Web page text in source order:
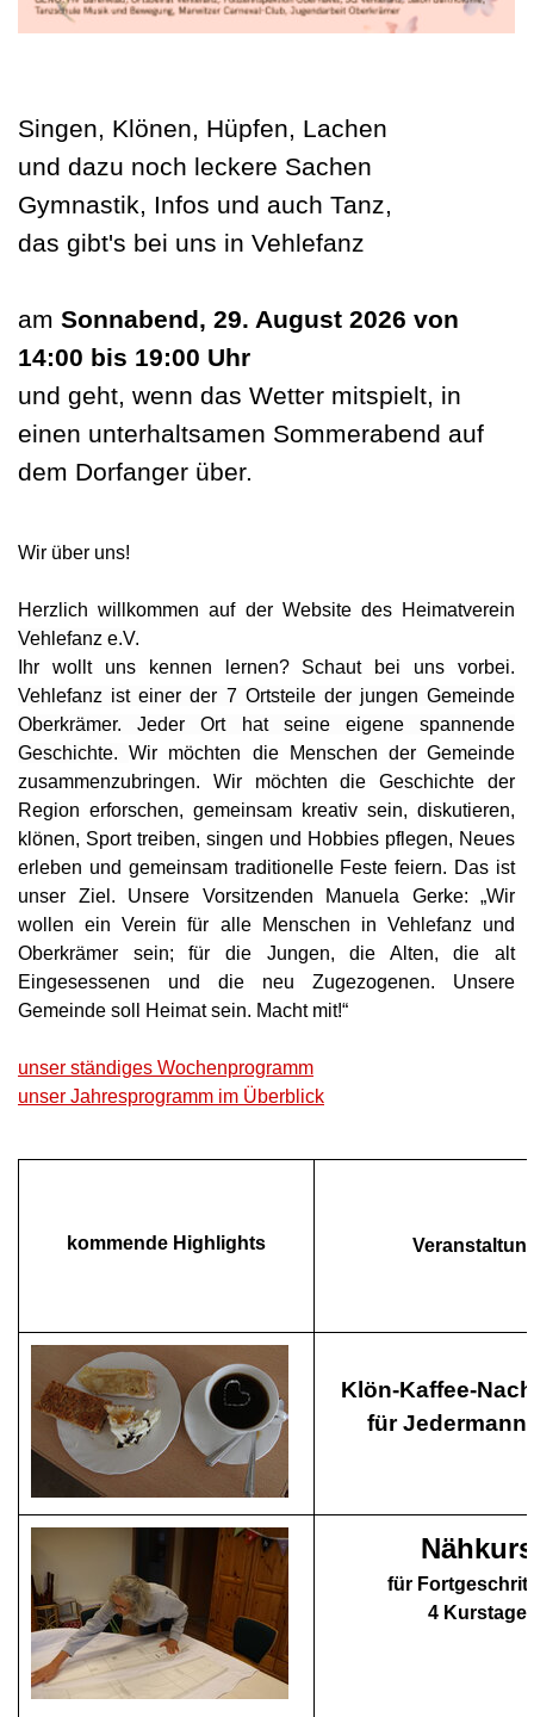
Singen, Klönen, Hüpfen, Lachen
und dazu noch leckere Sachen
Gymnastik, Infos und auch Tanz,
das gibt's bei uns in Vehlefanz
am Sonnabend, 29. August 2026 von
14:00 bis 19:00 Uhr
und geht, wenn das Wetter mitspielt, in
einen unterhaltsamen Sommerabend auf
dem Dorfanger über.
Wir über uns!
Herzlich willkommen auf der Website des Heimatverein
Vehlefanz e.V.
Ihr wollt uns kennen lernen? Schaut bei uns vorbei.
Vehlefanz ist einer der 7 Ortsteile der jungen Gemeinde
Oberkrämer. Jeder Ort hat seine eigene spannende
Geschichte.Wir möchten die Menschen der Gemeinde
zusammenzubringen. Wir möchten die Geschichte der
Region erforschen, gemeinsam kreativ sein, diskutieren,
klönen, Sport treiben, singen und Hobbies pflegen, Neues
erleben und gemeinsam traditionelle Feste feiern. Das ist
unser Ziel. Unsere Vorsitzenden Manuela Gerke: „Wir
wollen ein Verein für alle Menschen in Vehlefanz und
Oberkrämer sein; für die Jungen, die Alten, die alt
Eingesessenen und die neu Zugezogenen. Unsere
Gemeinde soll Heimat sein. Macht mit!“
unser ständiges Wochenprogramm
unser Jahresprogramm im Überblick
kommende Highlights
Klön-Kaffee-
für
Nähkurs
für
4 Kurstage